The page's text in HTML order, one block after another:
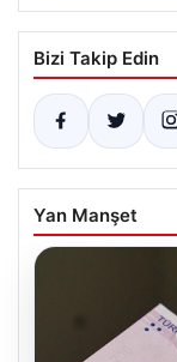
Bizi Takip Edin
Yan Manşet